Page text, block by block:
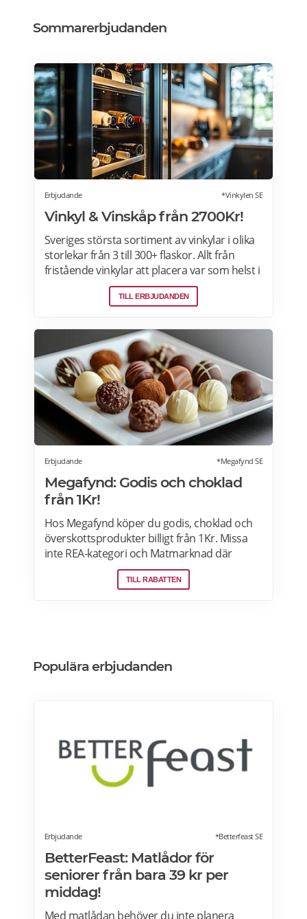
Sommarerbjudanden
Erbjudande *Vinkylen SE
Vinkyl & Vinskåp från 2700Kr!
Sveriges största sortiment av vinkylar i olika
storlekar från 3 till 300+ flaskor. Allt från
fristående vinkylar att placera var som helst i
hemmet, till inbyggda eller integrerbara
vinkylar som elegant smälter in i
Designa din vinkyl i vilken färg du vill! Läs
mer>>>
TILL ERBJUDANDEN
Erbjudande *Megafynd SE
Megafynd: Godis och choklad
från 1Kr!
Hos Megafynd köper du godis, choklad och
överskottsprodukter billigt från 1Kr. Missa
inte REA-kategori och Matmarknad där
Megafynd har hundratals aktuella
erbjudanden varje dag. Läs mer om
TILL RABATTEN
Populära erbjudanden
Erbjudande *Betterfeast SE
BetterFeast: Matlådor för
seniorer från bara 39 kr per
middag!
Med matlådan behöver du inte planera